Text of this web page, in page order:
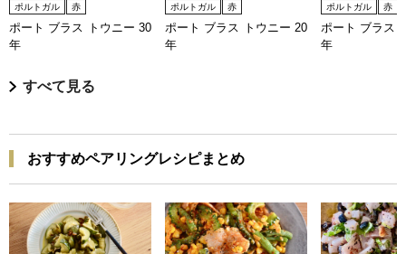
ポルトガル 赤
ポート ブラス トウニー 30
年
ポルトガル 赤
ポート ブラス トウニー 20
年
ポルトガル 赤
ポート ブラス
年
すべて見る
おすすめペアリングレシピまとめ